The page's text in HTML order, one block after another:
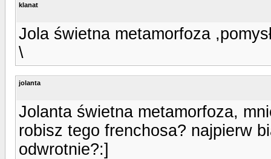
klanat
Jola świetna metamorfoza
\
jolanta
Jolanta świetna metamorfoza,
robisz tego frenchosa? najpierw
odwrotnie?:]